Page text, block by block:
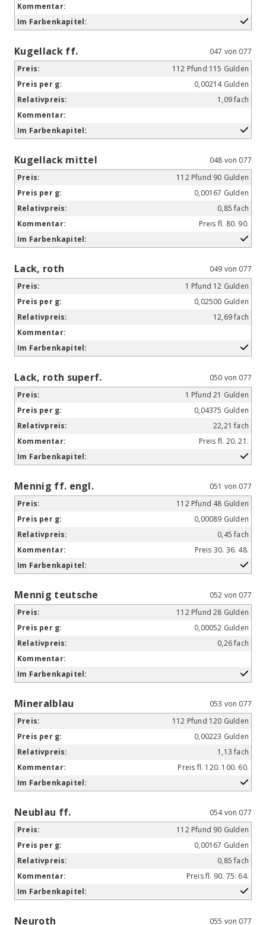
Kugellack ff.
047 von 077
112 Pfund 115 Gulden
0,00214 Gulden
1,09 fach
Kugellack mittel
048 von 077
112 Pfund 90 Gulden
0,00167 Gulden
0,85 fach
Preis fl. 80. 90.
Lack, roth
049 von 077
1 Pfund 12 Gulden
0,02500 Gulden
12,69 fach
Lack, roth superf.
050 von 077
1 Pfund 21 Gulden
0,04375 Gulden
22,21 fach
Preis fl. 20. 21.
Mennig ff. engl.
051 von 077
112 Pfund 48 Gulden
0,00089 Gulden
0,45 fach
Preis 30. 36. 48.
Mennig teutsche
052 von 077
112 Pfund 28 Gulden
0,00052 Gulden
0,26 fach
Mineralblau
053 von 077
112 Pfund 120 Gulden
0,00223 Gulden
1,13 fach
Preis fl. 120. 100. 60.
Neublau ff.
054 von 077
112 Pfund 90 Gulden
0,00167 Gulden
0,85 fach
Preis fl. 90. 75. 64.
Neuroth 055 von 077